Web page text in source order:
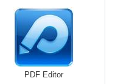
PDF Editor